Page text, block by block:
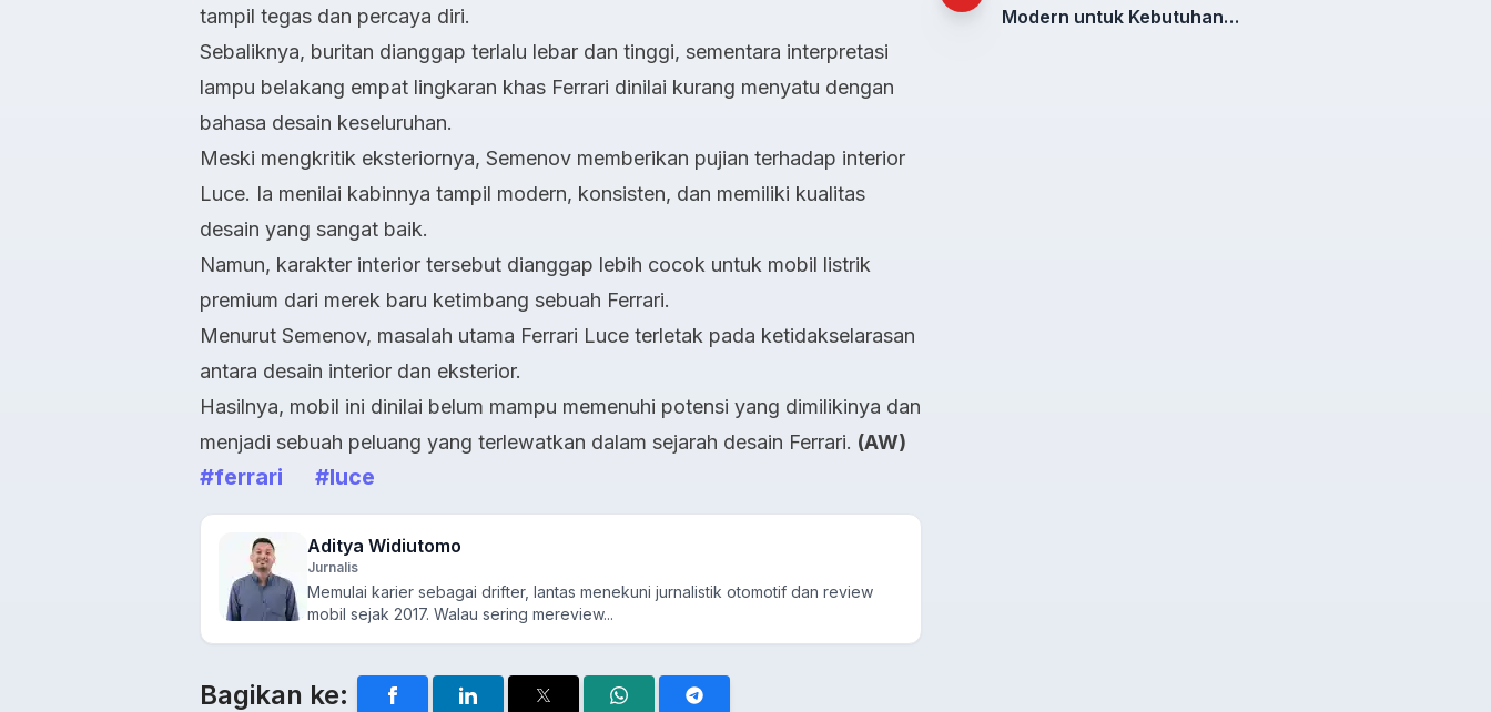
tampil tegas dan percaya diri.
Sebaliknya, buritan dianggap terlalu lebar dan tinggi, sementara interpretasi
lampu belakang empat lingkaran khas Ferrari dinilai kurang menyatu dengan
bahasa desain keseluruhan.
Meski mengkritik eksteriornya, Semenov memberikan pujian terhadap interior
Luce. Ia menilai kabinnya tampil modern, konsisten, dan memiliki kualitas
desain yang sangat baik.
Namun, karakter interior tersebut dianggap lebih cocok untuk mobil listrik
premium dari merek baru ketimbang sebuah Ferrari.
Menurut Semenov, masalah utama Ferrari Luce terletak pada ketidakselarasan
antara desain interior dan eksterior.
Hasilnya, mobil ini dinilai belum mampu memenuhi potensi yang dimilikinya dan
menjadi sebuah peluang yang terlewatkan dalam sejarah desain Ferrari. (AW)
#ferrari #luce
Aditya Widiutomo
Jurnalis
Memulai karier sebagai drifter, lantas menekuni jurnalistik otomotif dan review
mobil sejak 2017. Walau sering mereview...
Bagikan ke:
Modern untuk Kebutuhan